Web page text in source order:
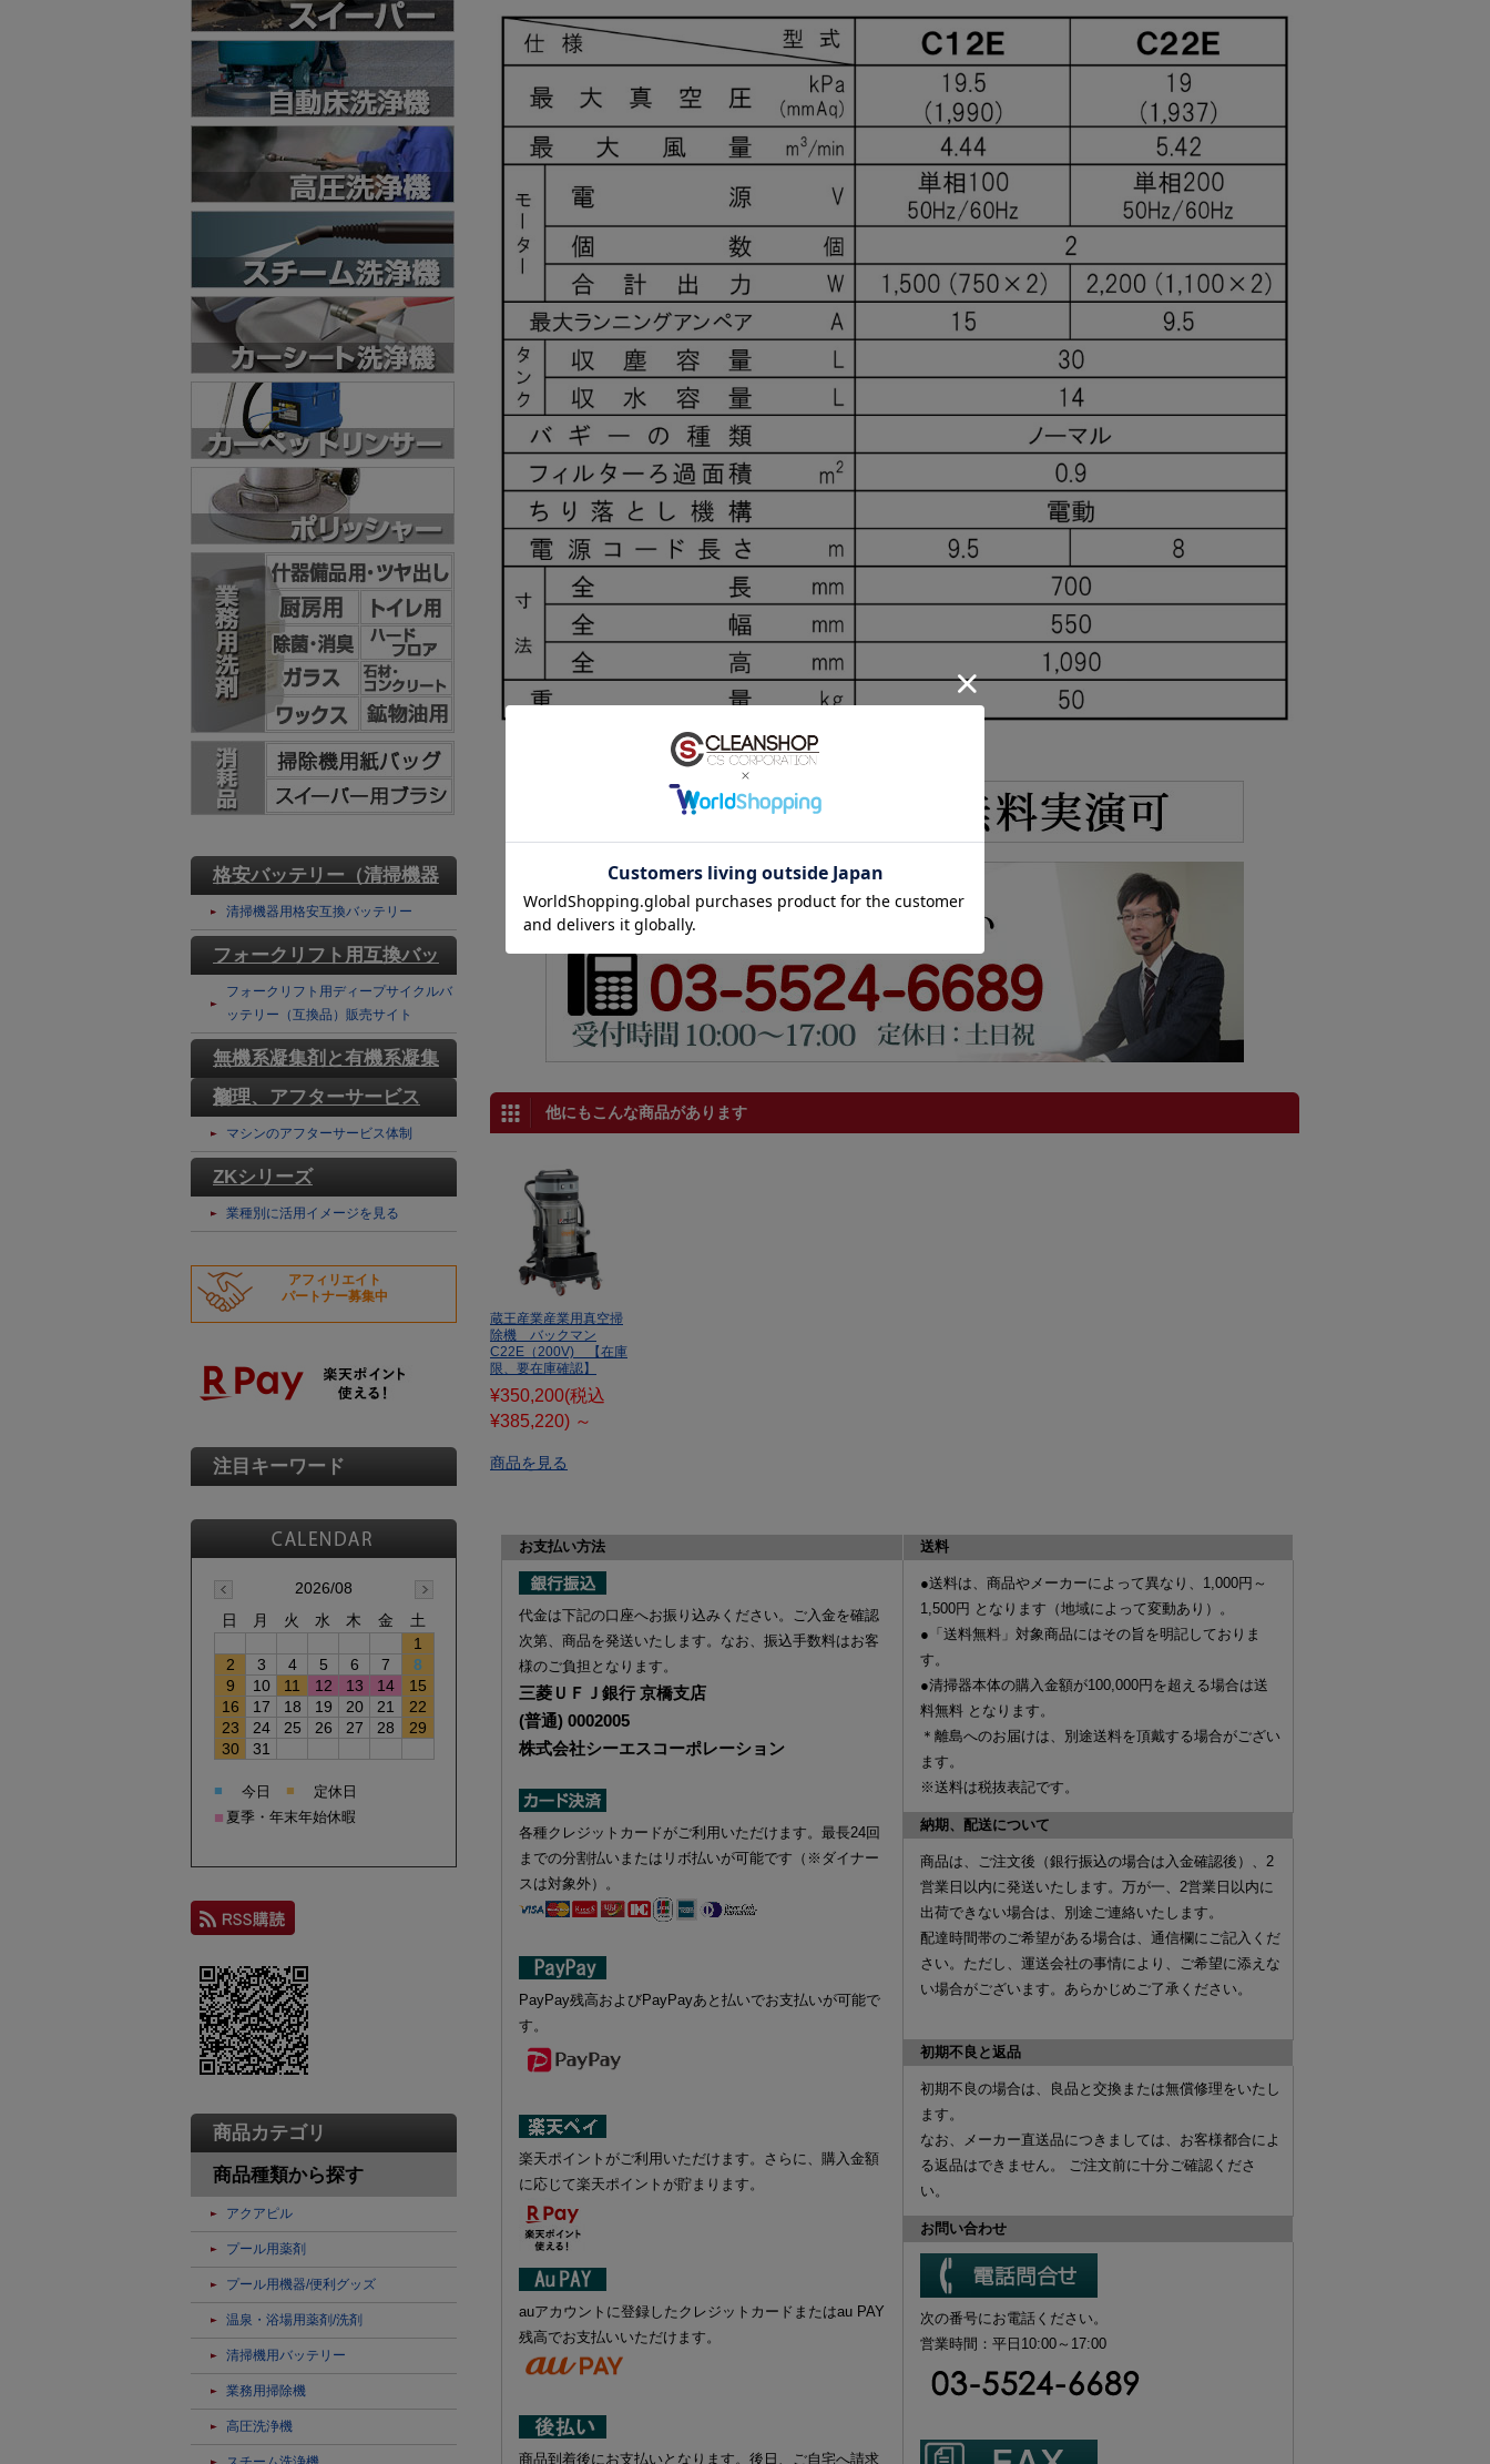
他にもこんな商品があります
蔵王産業産業用真空掃
除機 バックマン
C22E（200V) 【在庫
限、要在庫確認】
¥350,200(税込
¥385,220) ～
商品を見る
お支払い方法 送料
代金は下記の口座へお振り込みください。ご入金を確認
次第、商品を発送いたします。なお、振込手数料はお客
様のご負担となります。
三菱ＵＦＪ銀行 京橋支店
(普通) 0002005
株式会社シーエスコーポレーション
各種クレジットカードがご利用いただけます。最長24回
までの分割払いまたはリボ払いが可能です（※ダイナー
スは対象外）。
PayPay残高およびPayPayあと払いでお支払いが可能で
す。
楽天ポイントがご利用いただけます。さらに、購入金額
に応じて楽天ポイントが貯まります。
auアカウントに登録したクレジットカードまたはau PAY
残高でお支払いいただけます。
商品到着後にお支払いとなります。後日、ご自宅へ請求
●送料は、商品やメーカーによって異なり、 1,000円～
1,500円 となります（地域によって変動あり）。
●「送料無料」対象商品にはその旨を明記しておりま
す。
●清掃器本体の購入金額が100,000円を超える場合は送
料無料 となります。
＊離島へのお届けは、別途送料を頂戴する場合がござい
ます。
※送料は税抜表記です。
納期、配送について
商品は、ご注文後（銀行振込の場合は入金確認後 ）、 2
営業日以内に発送いたします。万が一、2営業日以内に
出荷できない場合は、別途ご連絡いたします。
配達時間帯のご希望がある場合は、 通信欄にご記入くだ
さい。ただし、運送会社の事情により、ご希望に添えな
い場合がございます。あらかじめご了承ください。
初期不良と返品
初期不良の場合は、 良品と交換 または無償修理をいたし
ます。
なお、
メーカー直送品につきましては、お客様都合によ
る返品はできません。 ご注文前に十分ご確認くださ
い。
お問い合わせ
次の番号にお電話ください。
営業時間：平日10:00～17:00
格安バッテリー（清掃機器
用）
清掃機器用格安互換バッテリー
フォークリフト用互換バッ
テリー
フォークリフト用ディープサイクルバ
ッテリー（互換品）販売サイト
無機系凝集剤と有機系凝集
剤
修理、アフターサービス
マシンのアフターサービス体制
ZKシリーズ
業種別に活用イメージを見る
アフィリエイト
パートナー募集中
注目キーワード
2026/08
日
月 火 水 木 金
土
1
2
3 4 5 6 7
8
9
10 11 12 13 14
15
16
17 18 19 20 21
22
23
24 25 26 27 28
29
30
31
■ 今日 ■ 定休日
■ 夏季・年末年始休暇
商品カテゴリ
商品種類から探す
アクアピル
プール用薬剤
プール用機器/便利グッズ
温泉・浴場用薬剤/洗剤
清掃機用バッテリー
業務用掃除機
高圧洗浄機